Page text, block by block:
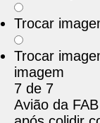
Trocar
Trocar
imagem
7 de 7
Avião da